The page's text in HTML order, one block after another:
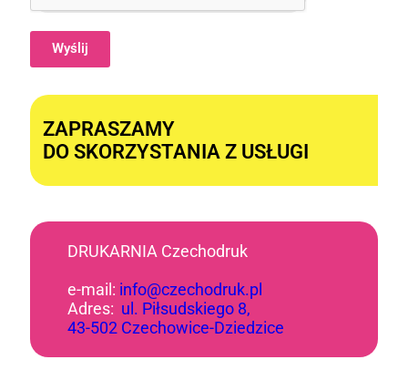
Wyślij
ZAPRASZAMY
DO SKORZYSTANIA Z USŁUGI
DRUKARNIA Czechodruk
e-mail: info@czechodruk.pl
Adres: ul. Piłsudskiego 8,
43-502 Czechowice-Dziedzice